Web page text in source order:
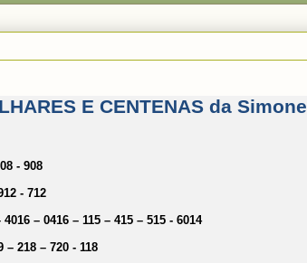
E CENTENAS da Simone
- 908
- 712
– 0416 – 115 – 415 – 515 - 6014
– 218 – 720 - 118